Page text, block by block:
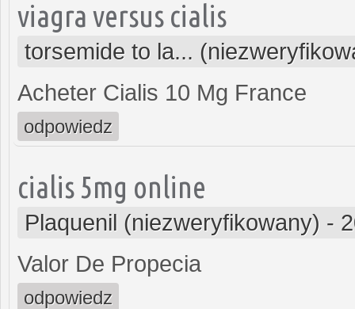
viagra versus cialis
torsemide to la...
Acheter Cialis 10 Mg France
odpowiedz
cialis 5mg online
Plaquenil (niezweryfikowany) -
Valor De Propecia
odpowiedz